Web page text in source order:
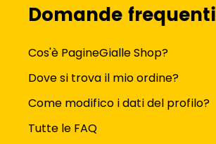
Domande frequenti
Cos'è PagineGialle Shop?
Dove si trova il mio ordine?
Come modifico i dati del profilo?
Tutte le FAQ